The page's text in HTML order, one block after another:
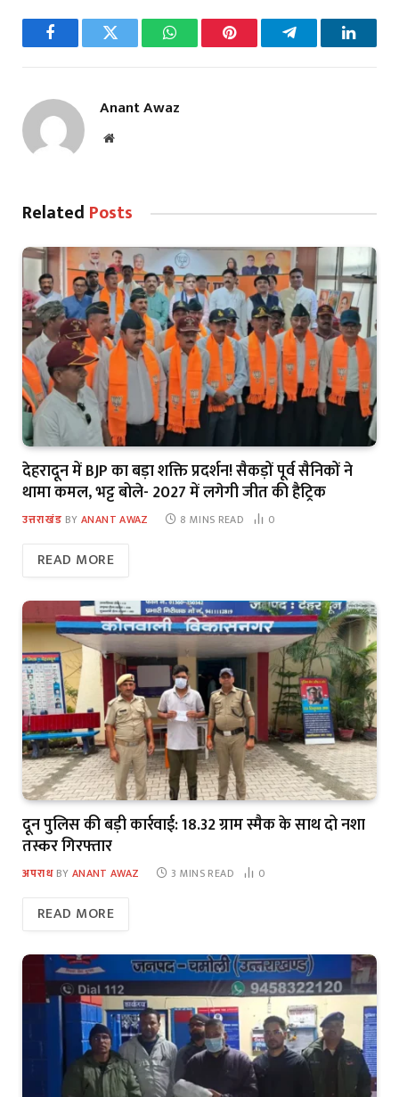
FacebookTwitter WhatsAppPinterest Telegram
Anant Awaz
Website
Related Posts
देहरादून में BJP का बड़ा शक्ति प्रदर्शन! सैकड़ों पूर्व सैनिकों ने
थामा कमल, भट्ट बोले- 2027 में लगेगी जीत की हैट्रिक
उत्तराखंड BY ANANT AWAZ 8 MINS READ 0
READ MORE
दून पुलिस की बड़ी कार्रवाई: 18.32 ग्राम स्मैक के साथ दो नशा
तस्कर गिरफ्तार
अपराध BY ANANT AWAZ 3 MINS READ 0
READ MORE